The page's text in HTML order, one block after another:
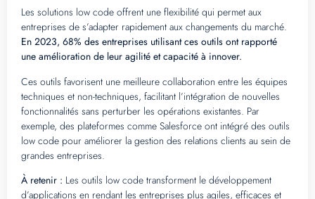
Les solutions low code offrent une flexibilité qui permet aux
entreprises de s’adapter rapidement aux changements du marché.
En 2023, 68% des entreprises utilisant ces outils ont rapporté
une amélioration de leur agilité et capacité à innover.
Ces outils favorisent une meilleure collaboration entre les équipes
techniques et non-techniques, facilitant l’intégration de nouvelles
fonctionnalités sans perturber les opérations existantes. Par
exemple, des plateformes comme Salesforce ont intégré des outils
low code pour améliorer la gestion des relations clients au sein de
grandes entreprises.
À retenir : Les outils low code transforment le développement
d’applications en rendant les entreprises plus agiles, efficaces et